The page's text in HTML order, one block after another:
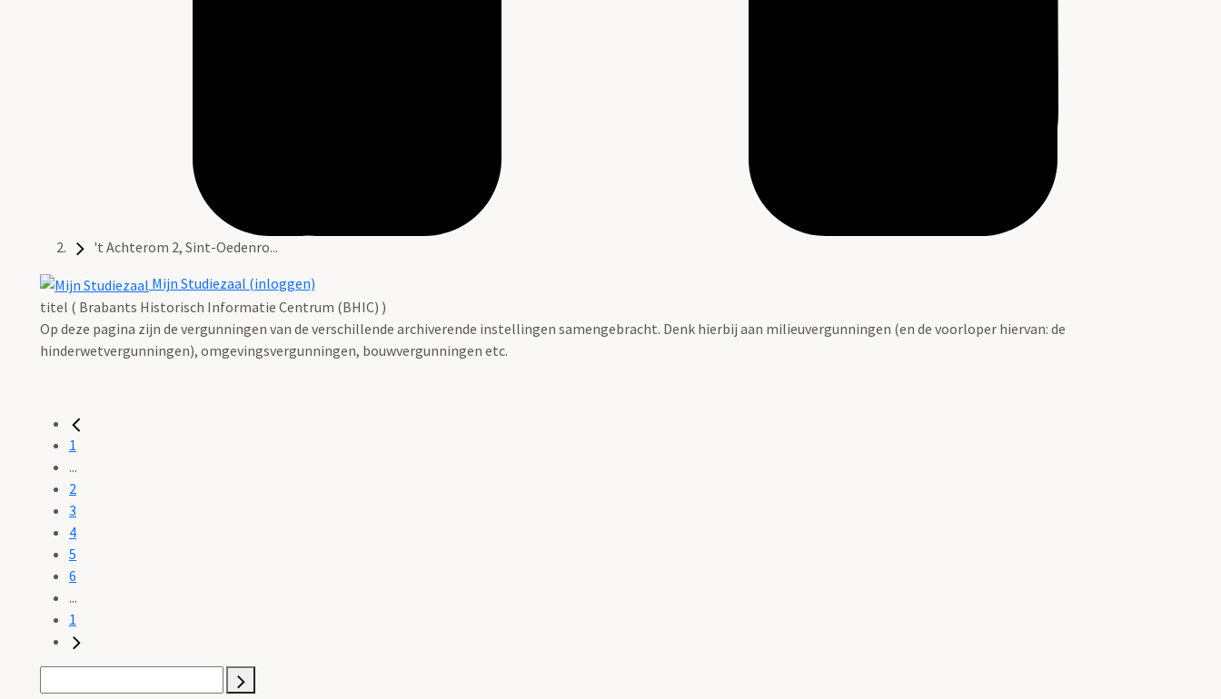
't Achterom 2, Sint-Oedenro...
Mijn Studiezaal (inloggen)
titel ( Brabants Historisch Informatie Centrum (BHIC) )
Op deze pagina zijn de vergunningen van de verschillende archiverende instellingen samengebracht. Denk hierbij aan milieuvergunningen (en de voorloper hiervan: de
hinderwetvergunningen), omgevingsvergunningen, bouwvergunningen etc.
1
...
2
3
4
5
6
...
1